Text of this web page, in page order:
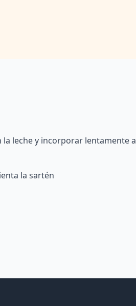
leche y incorporar lentamente a
la sartén